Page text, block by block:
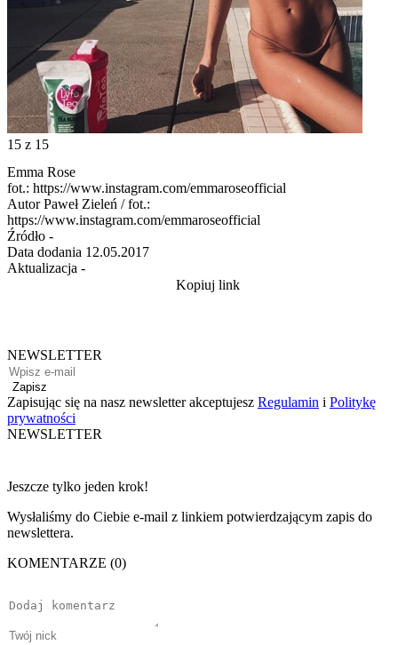
15 z 15
Emma Rose
fot.: https://www.instagram.com/emmaroseofficial
Autor Paweł Zieleń / fot.:
https://www.instagram.com/emmaroseofficial
Źródło -
Data dodania 12.05.2017
Aktualizacja -
Kopiuj link
NEWSLETTER
Zapisz
Zapisując się na nasz newsletter akceptujesz Regulamin i Politykę
prywatności
NEWSLETTER
Jeszcze tylko jeden krok!
Wysłaliśmy do Ciebie e-mail z linkiem potwierdzającym zapis do
newslettera.
KOMENTARZE (0)